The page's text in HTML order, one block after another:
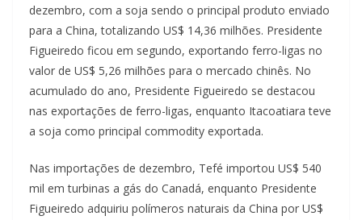
dezembro, com a soja sendo o principal produto enviado
para a China, totalizando US$ 14,36 milhões. Presidente
Figueiredo ficou em segundo, exportando ferro-ligas no
valor de US$ 5,26 milhões para o mercado chinês. No
acumulado do ano, Presidente Figueiredo se destacou
nas exportações de ferro-ligas, enquanto Itacoatiara teve
a soja como principal commodity exportada.
Nas importações de dezembro, Tefé importou US$ 540
mil em turbinas a gás do Canadá, enquanto Presidente
Figueiredo adquiriu polímeros naturais da China por US$